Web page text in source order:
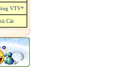
VTV*
Cát